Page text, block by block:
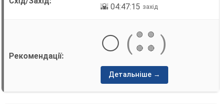
🌇 04:47:15 захід
⚪ ( 🟢
🟢
🔴
🔴 )
Детальніше →